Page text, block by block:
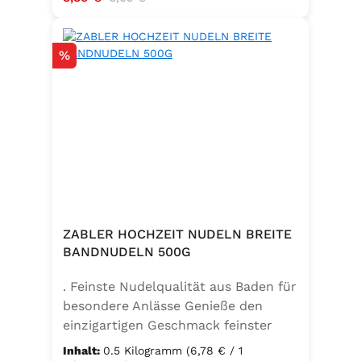
Rabatt
%
ZABLER HOCHZEIT NUDELN BREITE
BANDNUDELN 500G
. Feinste Nudelqualität aus Baden für
besondere Anlässe Genieße den
einzigartigen Geschmack feinster
Bandnudeln – mit den Zabler
Inhalt: 0.5 Kilogramm (6,78 € / 1